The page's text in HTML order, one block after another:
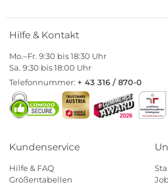
Hilfe & Kontakt
Mo.–Fr. 9:30 bis 18:30 Uhr
Sa. 9:30 bis 18:00 Uhr
Telefonnummer: + 43 316 / 870-0
Kundenservice
Hilfe & FAQ
Größentabellen